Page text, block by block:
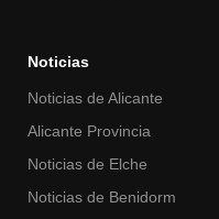
Noticias
Noticias de Alicante
Alicante Provincia
Noticias de Elche
Noticias de Benidorm